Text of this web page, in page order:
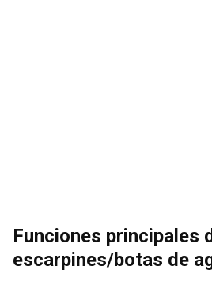
Funciones principales
escarpines/botas de